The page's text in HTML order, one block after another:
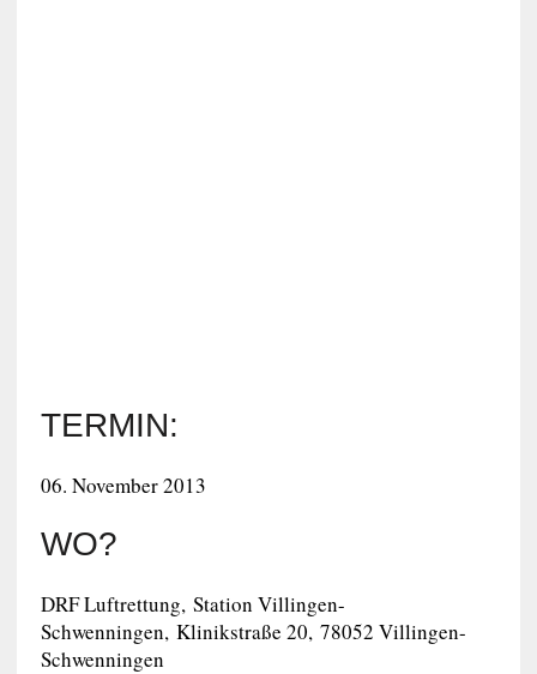
TERMIN:
06. November 2013
WO?
DRF Luftrettung, Station Villingen-
Schwenningen, Klinikstraße 20, 78052 Villingen-
Schwenningen